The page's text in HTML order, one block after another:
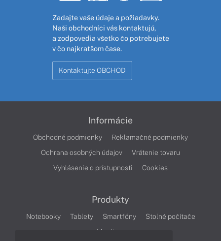
Zadajte vaše údaje a požiadavky.
Naši obchodníci vás kontaktujú,
a zodpovedia všetko čo potrebujete
v čo najkratšom čase.
Kontaktujte OBCHOD
Informácie
Obchodné podmienky
Reklamačné podmienky
Ochrana osobných údajov
Vrátenie tovaru
Vyhlásenie o prístupnosti
Cookies
Produkty
Notebooky Tablety Smartfóny
Stolné počítače
Monitory